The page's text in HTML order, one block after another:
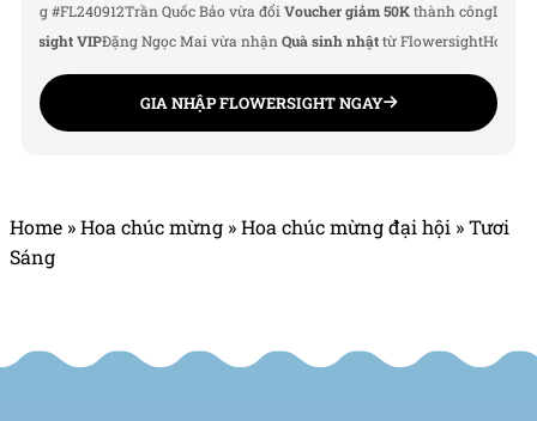
#FL240912Trần Quốc Bảo vừa đổiVoucher giảm 50Kthành côngLê Thu Hà
VIPĐặng Ngọc Mai vừa nhậnQuà sinh nhậttừ FlowersightHoàng Đức
GIA NHẬP FLOWERSIGHT NGAY
Home »Hoa chúc mừng »Hoa chúc mừng đại hội »Tươi
Sáng